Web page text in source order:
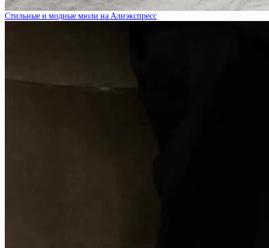
Стильные и модные мюли на Алиэкспресс